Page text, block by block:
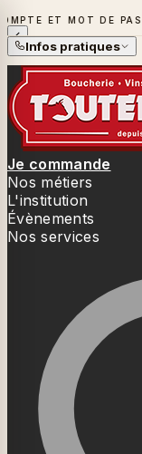
MOT DE PASSE
LA SAISON DES
Infos pratiques
Je commande
Nos métiers
L'institution
Évènements
Nos services